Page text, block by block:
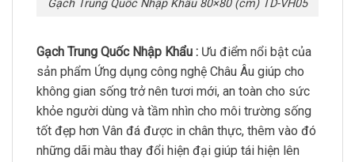
Gạch Trung Quốc Nhập Khẩu 80×80 (cm) TD-VH05
Gạch Trung Quốc Nhập Khẩu : Ưu điểm nổi bật của
sản phẩm Ứng dụng công nghệ Châu Âu giúp cho
không gian sống trở nên tươi mới, an toàn cho sức
khỏe người dùng và tầm nhìn cho môi trường sống
tốt đẹp hơn Vân đá được in chân thực, thêm vào đó
những dãi màu thay đổi hiện đại giúp tái hiện lên